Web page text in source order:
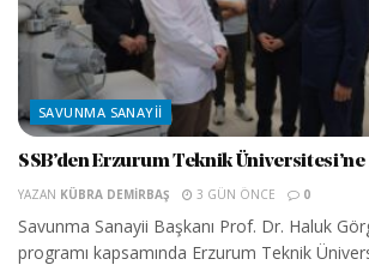
SAVUNMA SANAYII
SSB’den Erzurum Teknik
YAZAN KÜBRA DEMIRBAŞ 3 GÜN ÖNCE 0
Savunma Sanayii Başkanı Prof. Dr. Haluk
programı kapsamında Erzurum Teknik